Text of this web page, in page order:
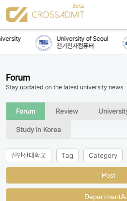
University of Seoul
전기전자컴퓨터
Forum
Stay updated on the latest university news
Forum Review
Study in Korea
신안산대학교 Tag Category
Post